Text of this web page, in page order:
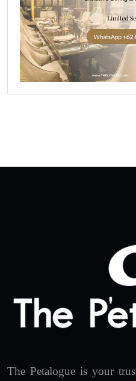
The Petalogue is your